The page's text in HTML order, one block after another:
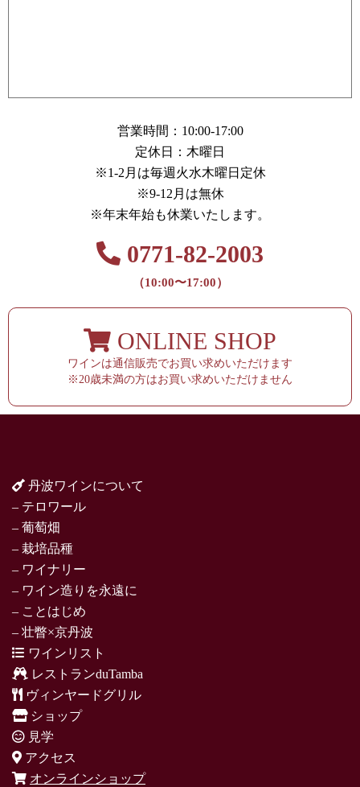
営業時間：10:00-17:00
定休日：木曜日
※1-2月は毎週火水木曜日定休
※9-12月は無休
※年末年始も休業いたします。
0771-82-2003
（10:00〜17:00）
ONLINE SHOP
ワインは通信販売でお買い求めいただけます
※20歳未満の方はお買い求めいただけません
丹波ワインについて
– テロワール
– 葡萄畑
– 栽培品種
– ワイナリー
– ワイン造りを永遠に
– ことはじめ
– 壮瞥×京丹波
ワインリスト
レストランduTamba
ヴィンヤードグリル
ショップ
見学
アクセス
オンラインショップ